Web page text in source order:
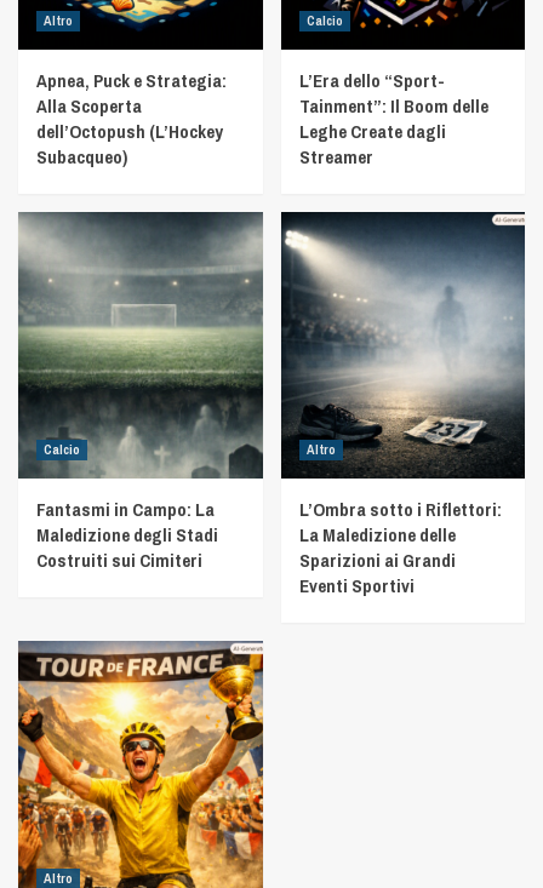
Altro
Apnea, Puck e Strategia:
Alla Scoperta
dell’Octopush (L’Hockey
Subacqueo)
Calcio
L’Era dello “Sport-
Tainment”: Il Boom delle
Leghe Create dagli
Streamer
Calcio
Fantasmi in Campo: La
Maledizione degli Stadi
Costruiti sui Cimiteri
Altro
L’Ombra sotto i Riflettori:
La Maledizione delle
Sparizioni ai Grandi
Eventi Sportivi
Altro